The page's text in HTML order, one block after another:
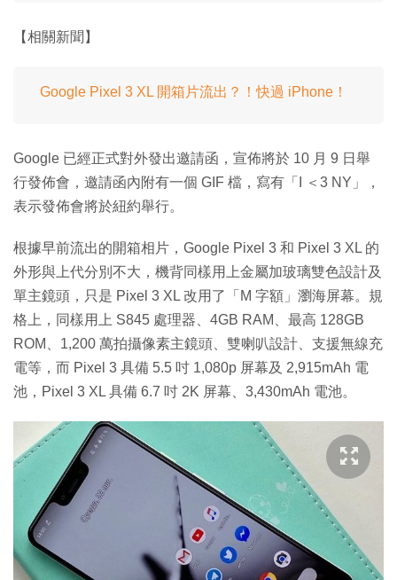
【相關新聞】
Google Pixel 3 XL 開箱片流出？！快過 iPhone！
Google 已經正式對外發出邀請函，宣佈將於 10 月 9 日舉
行發佈會，邀請函內附有一個 GIF 檔，寫有「I ＜3 NY」，
表示發佈會將於紐約舉行。
根據早前流出的開箱相片，Google Pixel 3 和 Pixel 3 XL 的
外形與上代分別不大，機背同樣用上金屬加玻璃雙色設計及
單主鏡頭，只是 Pixel 3 XL 改用了「M 字額」瀏海屏幕。規
格上，同樣用上 S845 處理器、4GB RAM、最高 128GB
ROM、1,200 萬拍攝像素主鏡頭、雙喇叭設計、支援無線充
電等，而 Pixel 3 具備 5.5 吋 1,080p 屏幕及 2,915mAh 電
池，Pixel 3 XL 具備 6.7 吋 2K 屏幕、3,430mAh 電池。